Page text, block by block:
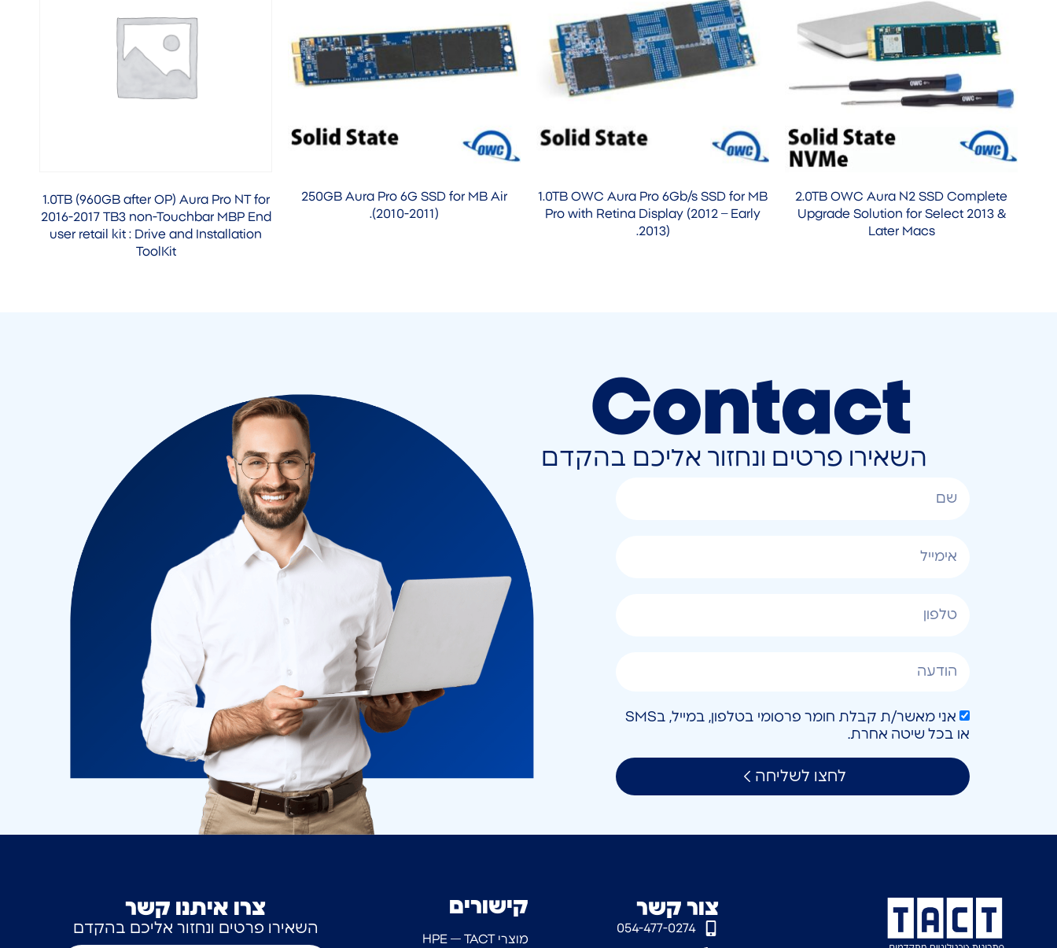
2.0TB OWC Aura N2 SSD Complete
Upgrade Solution for Select 2013 &
Later Macs
1.0TB OWC Aura Pro 6Gb/s SSD for MB
Pro with Retina Display (2012 – Early
2013).
250GB Aura Pro 6G SSD for MB Air
(2010-2011).
1.0TB (960GB after OP) Aura Pro NT for
2016-2017 TB3 non-Touchbar MBP End
user retail kit : Drive and Installation
ToolKit
Contact
השאירו פרטים ונחזור אליכם בהקדם
אני מאשר/ת קבלת חומר פרסומי בטלפון, במייל, בSMS
או בכל שיטה אחרת.
לחצו לשליחה
צרו איתנו קשר
השאירו פרטים ונחזור אליכם בהקדם
קישורים
מוצרי HPE — TACT
צור קשר
054-477-0274‎